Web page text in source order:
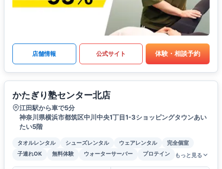
店舗情報 公式サイト 体験・相談予約
かたぎり塾センター北店
江田駅から車で5分
神奈川県横浜市都筑区中川中央1丁目1-3ショッピングタウンあい
たい5階
タオルレンタル シューズレンタル ウェアレンタル
完全個室
子連れOK
無料体験 ウォーターサーバー プロテイン もっと見る